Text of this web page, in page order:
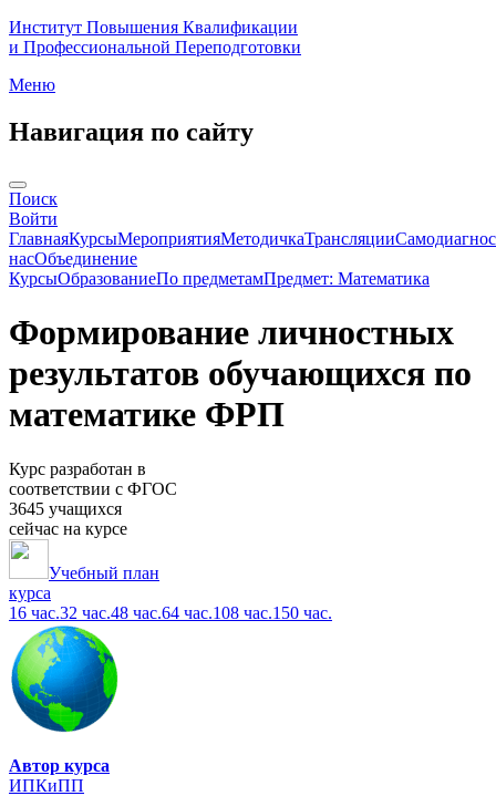
Институт Повышения Квалификации
и Профессиональной Переподготовки
Меню
Навигация по сайту
Поиск
Войти
ГлавнаяКурсыМероприятияМетодичкаТрансляции
насОбъединение
КурсыОбразованиеПо предметамПредмет: Математика
Формирование личностных
результатов обучающихся по
математике ФРП
Курс разработан в
соответствии с ФГОС
3645 учащихся
сейчас на курсе
Учебный план
курса
16 час.32 час.48 час.64 час.108 час.150 час.
Автор курса
ИПКиПП